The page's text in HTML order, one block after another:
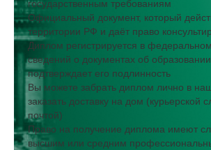
государственным требованиям
Официальный документ, который
территории РФ и даёт право
Диплом регистрируется в
сведений о документах об
подтверждает его подлинность
Вы можете забрать диплом лично в
заказать доставку на дом (курьерской
почтой)
Право на получение диплома имеют
высшим или средним